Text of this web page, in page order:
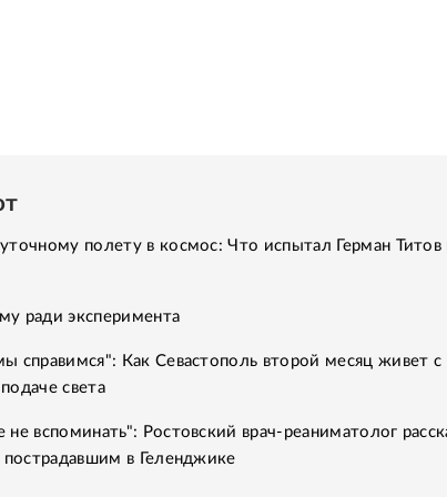
полету в космос: Что испытал Герман Титов
ради эксперимента
справимся": Как Севастополь второй месяц живет с
света
вспоминать": Ростовский врач-реаниматолог
пострадавшим в Геленджике